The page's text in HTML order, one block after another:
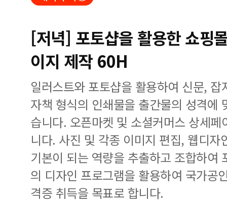
[저녁] 포토샵을 활용한 쇼핑
이지 제작 60H
일러스트와 포토샵을 활용하여 신문,
자책 형식의 인쇄물을 출간물의 성격에
습니다. 오픈마켓 및 소셜커머스 상세
니다. 사진 및 각종 이미지 편집, 웹디자
기본이 되는 역량을 추출하고 조합하여
의 디자인 프로그램을 활용하여 국가공
격증 취득을 목표로 합니다.